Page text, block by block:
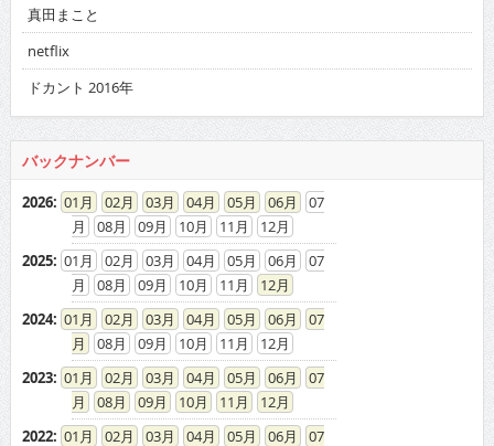
真田まこと
netflix
ドカント 2016年
バックナンバー
2026: 01 02 03 04 05 06
07
08
09 10 11
12
2025: 01 02 03 04 05 06
07
08
09 10 11
12
2024: 01 02 03 04 05 06
07
08
09 10 11
12
2023: 01 02 03 04 05 06
07
08
09 10 11
12
2022: 01 02 03 04 05 06
07